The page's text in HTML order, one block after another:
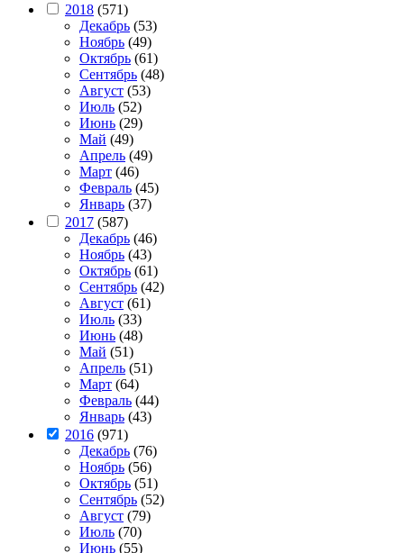
2018 (571)
Декабрь (53)
Ноябрь (49)
Октябрь (61)
Сентябрь (48)
Август (53)
Июль (52)
Июнь (29)
Май (49)
Апрель (49)
Март (46)
Февраль (45)
Январь (37)
2017 (587)
Декабрь (46)
Ноябрь (43)
Октябрь (61)
Сентябрь (42)
Август (61)
Июль (33)
Июнь (48)
Май (51)
Апрель (51)
Март (64)
Февраль (44)
Январь (43)
2016 (971)
Декабрь (76)
Ноябрь (56)
Октябрь (51)
Сентябрь (52)
Август (79)
Июль (70)
Июнь (55)